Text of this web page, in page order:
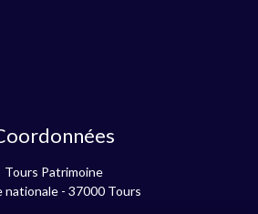
Tours Patrimoine
nationale - 37000 Tours